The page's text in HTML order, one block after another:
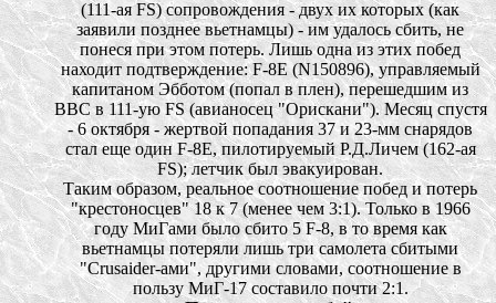
(111-ая FS) сопровождения - двух их которых (как
заявили позднее вьетнамцы) - им удалось сбить, не
понеся при этом потерь. Лишь одна из этих побед
находит подтверждение: F-8Е (N150896), управляемый
капитаном Эбботом (попал в плен), перешедшим из
ВВС в 111-ую FS (авианосец "Орискани"). Месяц спустя
- 6 октября - жертвой попадания 37 и 23-мм снарядов
стал еще один F-8Е, пилотируемый Р.Д.Личем (162-ая
FS); летчик был эвакуирован.
Таким образом, реальное соотношение побед и потерь
"крестоносцев" 18 к 7 (менее чем 3:1). Только в 1966
году МиГами было сбито 5 F-8, в то время как
вьетнамцы потеряли лишь три самолета сбитыми
"Crusaider-ами", другими словами, соотношение в
пользу МиГ-17 составило почти 2:1.